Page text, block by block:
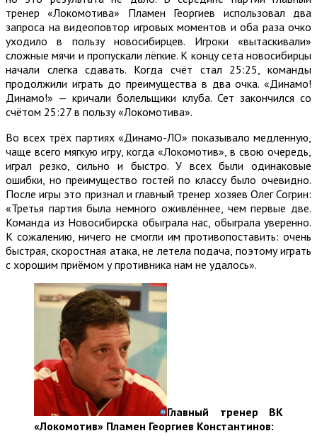
тренер «Локомотива» Пламен Георгиев использовал два
запроса на видеоповтор игровых моментов и оба раза очко
уходило в пользу новосибирцев. Игроки «вытаскивали»
сложные мячи и пропускали лёгкие. К концу сета новосибирцы
начали слегка сдавать. Когда счёт стал 25:25, команды
продолжили играть до преимущества в два очка. «Динамо!
Динамо!» — кричали болельщики клуба. Сет закончился со
счётом 25:27 в пользу «Локомотива».
Во всех трёх партиях «Динамо-ЛО» показывало медленную,
чаще всего мягкую игру, когда «Локомотив», в свою очередь,
играл резко, сильно и быстро. У всех были одинаковые
ошибки, но преимущество гостей по классу было очевидно.
После игры это признал и главный тренер хозяев Олег Согрин:
«Третья партия была немного оживлённее, чем первые две.
Команда из Новосибирска обыграла нас, обыграла уверенно.
К сожалению, ничего не смогли им противопоставить: очень
быстрая, скоростная атака, не летела подача, поэтому играть
с хорошим приёмом у противника нам не удалось».
Главный тренер ВК
«Локомотив» Пламен Георгиев Константинов: